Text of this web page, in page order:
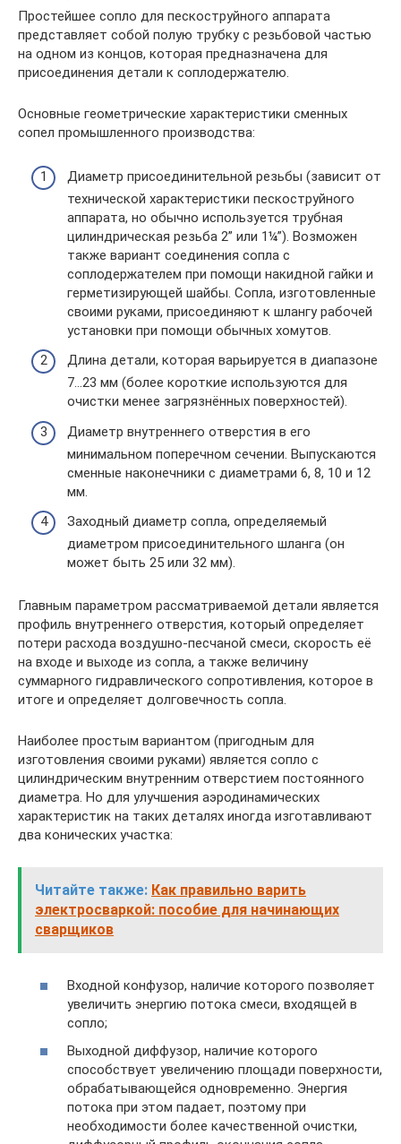
Простейшее сопло для пескоструйного аппарата
представляет собой полую трубку с резьбовой частью
на одном из концов, которая предназначена для
присоединения детали к соплодержателю.
Основные геометрические характеристики сменных
сопел промышленного производства:
Диаметр присоединительной резьбы (зависит от
технической характеристики пескоструйного
аппарата, но обычно используется трубная
цилиндрическая резьба 2” или 1¼”). Возможен
также вариант соединения сопла с
соплодержателем при помощи накидной гайки и
герметизирующей шайбы. Сопла, изготовленные
своими руками, присоединяют к шлангу рабочей
установки при помощи обычных хомутов.
Длина детали, которая варьируется в диапазоне
7…23 мм (более короткие используются для
очистки менее загрязнённых поверхностей).
Диаметр внутреннего отверстия в его
минимальном поперечном сечении. Выпускаются
сменные наконечники с диаметрами 6, 8, 10 и 12
мм.
Заходный диаметр сопла, определяемый
диаметром присоединительного шланга (он
может быть 25 или 32 мм).
Главным параметром рассматриваемой детали является
профиль внутреннего отверстия, который определяет
потери расхода воздушно-песчаной смеси, скорость её
на входе и выходе из сопла, а также величину
суммарного гидравлического сопротивления, которое в
итоге и определяет долговечность сопла.
Наиболее простым вариантом (пригодным для
изготовления своими руками) является сопло с
цилиндрическим внутренним отверстием постоянного
диаметра. Но для улучшения аэродинамических
характеристик на таких деталях иногда изготавливают
два конических участка:
Читайте также: Как правильно варить
электросваркой: пособие для начинающих
сварщиков
Входной конфузор, наличие которого позволяет
увеличить энергию потока смеси, входящей в
сопло;
Выходной диффузор, наличие которого
способствует увеличению площади поверхности,
обрабатывающейся одновременно. Энергия
потока при этом падает, поэтому при
необходимости более качественной очистки,